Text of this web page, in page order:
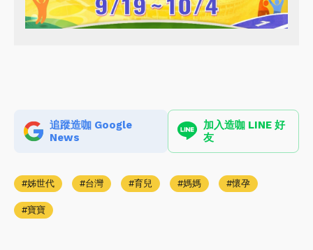
追蹤造咖 Google
News
加入造咖 LINE 好
友
姊世代 台灣 育兒 媽媽 懷孕
寶寶